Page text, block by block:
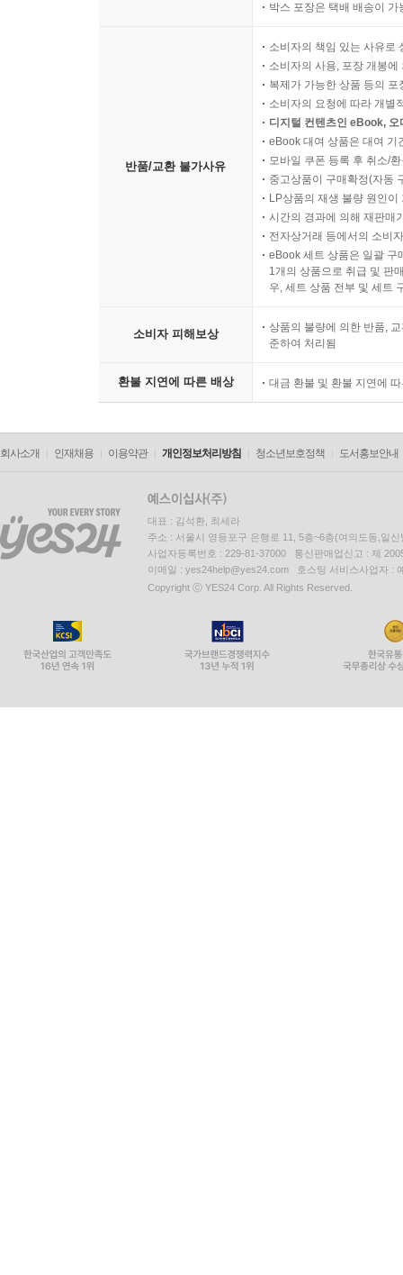
박스 포장은 택배 배송이
반품/교환 불가사유
소비자의 책임 있는 사유로
소비자의 사용, 포장 개봉
복제가 가능한 상품 등의
소비자의 요청에 따라 개별
디지털 컨텐츠인 eBook,
eBook 대여 상품은 대여 기
모바일 쿠폰 등록 후 취소/
중고상품이 구매확정(자동
LP상품의 재생 불량 원인
시간의 경과에 의해 재판매
전자상거래 등에서의 소비
eBook 세트 상품은 일괄 구
1개의 상품으로 취급 및 판
우, 세트 상품 전부 및 세트
소비자 피해보상
상품의 불량에 의한 반품,
준하여 처리됨
환불 지연에 따른 배상 대금 환불 및 환불 지연에
회사소개 인재채용 이용약관 개인정보처리방침 청소년보호정책 도서홍보안내
대표 : 김석환, 최세라
주소 : 서울시 영등포구 은행로 11, 5층~6층(여의도동,일신
사업자등록번호 : 229-81-37000 통신판매업신고 : 제
이메일 : yes24help@yes24.com 호스팅 서비스사업자 :
Copyright ⓒ YES24 Corp. All Rights Reserved.